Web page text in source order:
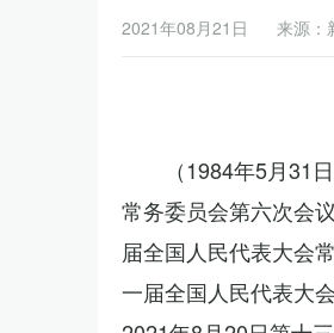
2021年08月21日 来源：
（1984年5月31
常务委员会第六次会
届全国人民代表大会
一届全国人民代表大